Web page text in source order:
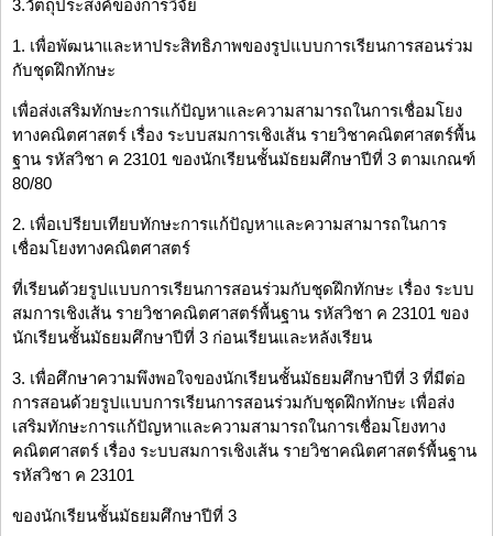
3.วัตถุประสงค์ของการวิจัย
1. เพื่อพัฒนาและหาประสิทธิภาพของรูปแบบการเรียนการสอนร่วม
กับชุดฝึกทักษะ
เพื่อส่งเสริมทักษะการแก้ปัญหาและความสามารถในการเชื่อมโยง
ทางคณิตศาสตร์ เรื่อง ระบบสมการเชิงเส้น รายวิชาคณิตศาสตร์พื้น
ฐาน รหัสวิชา ค 23101 ของนักเรียนชั้นมัธยมศึกษาปีที่ 3 ตามเกณฑ์
80/80
2. เพื่อเปรียบเทียบทักษะการแก้ปัญหาและความสามารถในการ
เชื่อมโยงทางคณิตศาสตร์
ที่เรียนด้วยรูปแบบการเรียนการสอนร่วมกับชุดฝึกทักษะ เรื่อง ระบบ
สมการเชิงเส้น รายวิชาคณิตศาสตร์พื้นฐาน รหัสวิชา ค 23101 ของ
นักเรียนชั้นมัธยมศึกษาปีที่ 3 ก่อนเรียนและหลังเรียน
3. เพื่อศึกษาความพึงพอใจของนักเรียนชั้นมัธยมศึกษาปีที่ 3 ที่มีต่อ
การสอนด้วยรูปแบบการเรียนการสอนร่วมกับชุดฝึกทักษะ เพื่อส่ง
เสริมทักษะการแก้ปัญหาและความสามารถในการเชื่อมโยงทาง
คณิตศาสตร์ เรื่อง ระบบสมการเชิงเส้น รายวิชาคณิตศาสตร์พื้นฐาน
รหัสวิชา ค 23101
ของนักเรียนชั้นมัธยมศึกษาปีที่ 3